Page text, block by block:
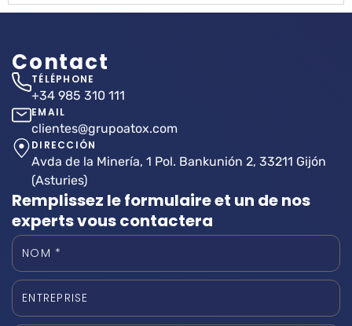
Contact
TÉLÉPHONE
+34 985 310 111
EMAIL
clientes@grupoatox.com
DIRECCIÓN
Avda de la Minería, 1 Pol. Bankunión 2, 33211 Gijón
(Asturies)
Remplissez le formulaire et un de nos
experts vous contactera